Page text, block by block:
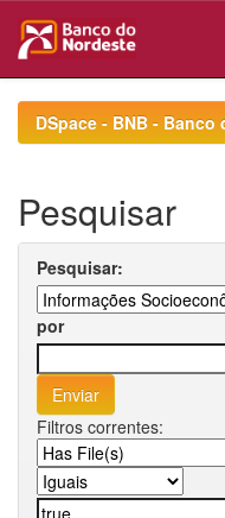
navigationDSpace - BNB -
Pesquisar
Pesquisar:
por
Filtros correntes: